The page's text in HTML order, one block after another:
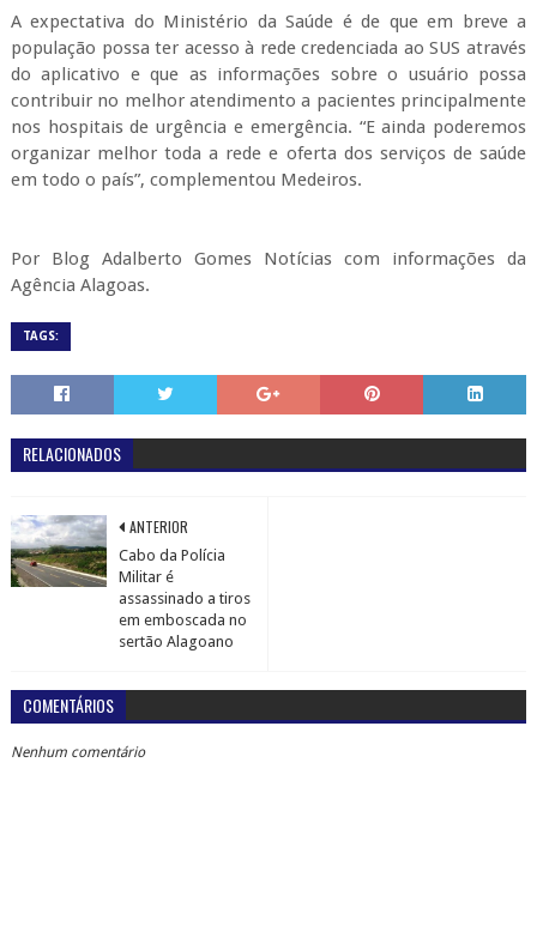
A expectativa do Ministério da Saúde é de que em breve a
população possa ter acesso à rede credenciada ao SUS através
do aplicativo e que as informações sobre o usuário possa
contribuir no melhor atendimento a pacientes principalmente
nos hospitais de urgência e emergência. “E ainda poderemos
organizar melhor toda a rede e oferta dos serviços de saúde
em todo o país”, complementou Medeiros.
Por Blog Adalberto Gomes Notícias com informações da
Agência Alagoas.
TAGS:
RELACIONADOS
ANTERIOR
Cabo da Polícia
Militar é
assassinado a tiros
em emboscada no
sertão Alagoano
COMENTÁRIOS
Nenhum comentário